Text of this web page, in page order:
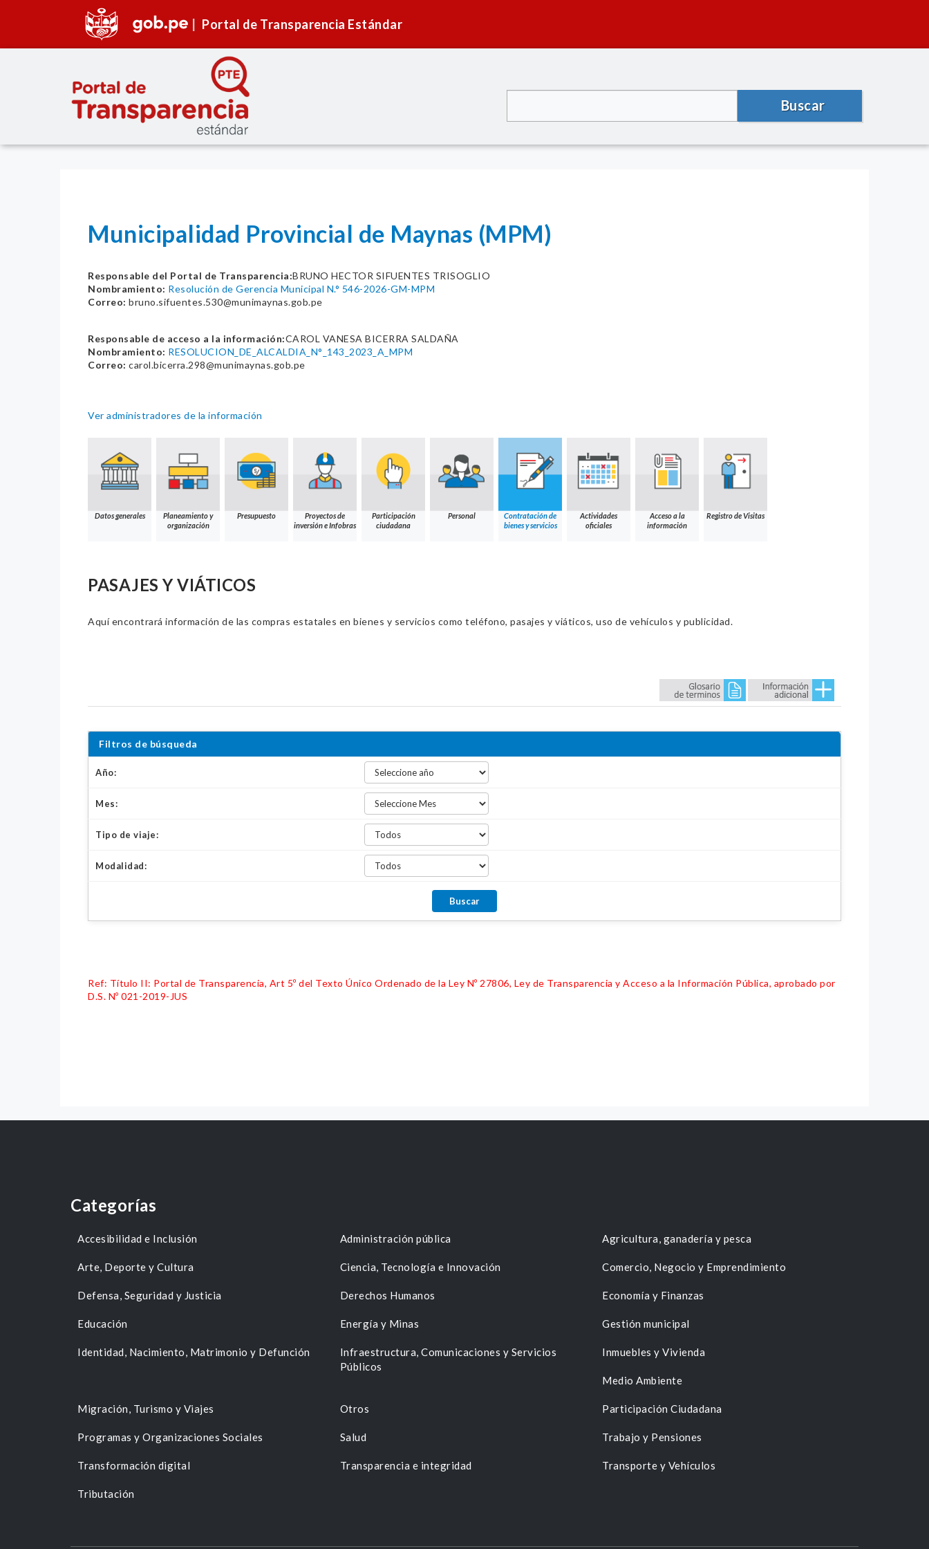
Portal de Transparencia Estándar
Buscar
Municipalidad Provincial de Maynas (MPM)
Responsable del Portal de Transparencia:BRUNO HECTOR SIFUENTES TRISOGLIO
Nombramiento: Resolución de Gerencia Municipal N.° 546-2026-GM-MPM
Correo: bruno.sifuentes.530@munimaynas.gob.pe
Responsable de acceso a la información:CAROL VANESA BICERRA SALDAÑA
Nombramiento: RESOLUCION_DE_ALCALDIA_N°_143_2023_A_MPM
Correo: carol.bicerra.298@munimaynas.gob.pe
Ver administradores de la información
Datos generales
Planeamiento y
organización
Presupuesto
Proyectos de
inversión e Infobras
Participación
ciudadana
Personal
Contratación de
bienes y servicios
Actividades
oficiales
Acceso a la
información
Registro de Visitas
PASAJES Y VIÁTICOS
Aquí encontrará información de las compras estatales en bienes y servicios como teléfono, pasajes y viáticos, uso de vehículos y publicidad.
Filtros de búsqueda
Año:
Mes:
Tipo de viaje:
Modalidad:
Ref: Título II: Portal de Transparencia, Art 5º del Texto Único Ordenado de la Ley Nº 27806, Ley de Transparencia y Acceso a la Información Pública, aprobado por
D.S. Nº 021-2019-JUS
Categorías
Accesibilidad e Inclusión Administración pública Agricultura, ganadería y pesca
Arte, Deporte y Cultura Ciencia, Tecnología e Innovación Comercio, Negocio y Emprendimiento
Defensa, Seguridad y Justicia Derechos Humanos Economía y Finanzas
Educación Energía y Minas Gestión municipal
Identidad, Nacimiento, Matrimonio y Defunción
Infraestructura, Comunicaciones y Servicios
Públicos
Inmuebles y Vivienda
Medio Ambiente
Migración, Turismo y Viajes Otros Participación Ciudadana
Programas y Organizaciones Sociales Salud Trabajo y Pensiones
Transformación digital Transparencia e integridad Transporte y Vehículos
Tributación